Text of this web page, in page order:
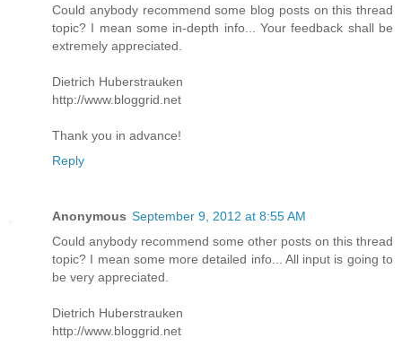
Could anybody recommend some blog posts on this thread
topic? I mean some in-depth info... Your feedback shall be
extremely appreciated.
Dietrich Huberstrauken
http://www.bloggrid.net
Thank you in advance!
Reply
Anonymous September 9, 2012 at 8:55 AM
Could anybody recommend some other posts on this thread
topic? I mean some more detailed info... All input is going to
be very appreciated.
Dietrich Huberstrauken
http://www.bloggrid.net